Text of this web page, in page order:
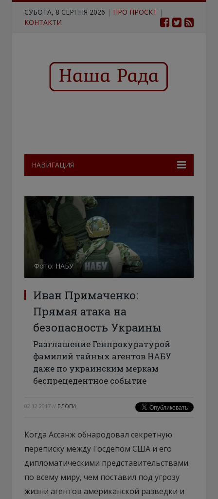
СУБОТА, 8 СЕРПНЯ 2026 | ПРО ПРОЄКТ |
КОНТАКТИ
НАВИГАЦИЯ
Фото: НАБУ
Иван Примаченко:
Прямая атака на
безопасность Украины
Разглашение Генпрокуратурой
фамилий тайных агентов НАБУ
даже по украинским меркам
беспрецедентное событие
02.12.2017 // БЛОГИ
Когда Ассанж обнародовал секретную
переписку между Госдепом США и его
дипломатическими представительствами
по всему миру, чем поставил под угрозу
жизни агентов американской разведки и